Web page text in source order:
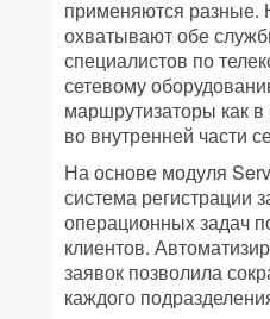
применяются разные.
охватывают обе
специалистов по
сетевому
маршрутизаторы как в
во внутренней части
На основе модуля
система регистрации
операционных задач
клиентов.
заявок позволила
каждого